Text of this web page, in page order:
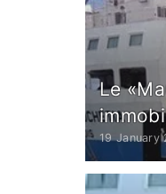
Le
19 January